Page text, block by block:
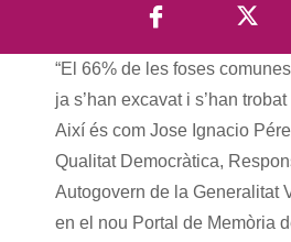
“El 66% de les foses
ja s’han excavat i s’han
Així és com Jose Ignacio
Qualitat Democràtica,
Autogovern de la Generalitat
en el nou Portal de Memòria